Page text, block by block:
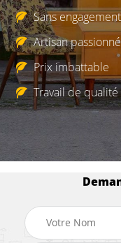
Sans engagement
Artisan passionné
Prix imbattable
Travail de qualité